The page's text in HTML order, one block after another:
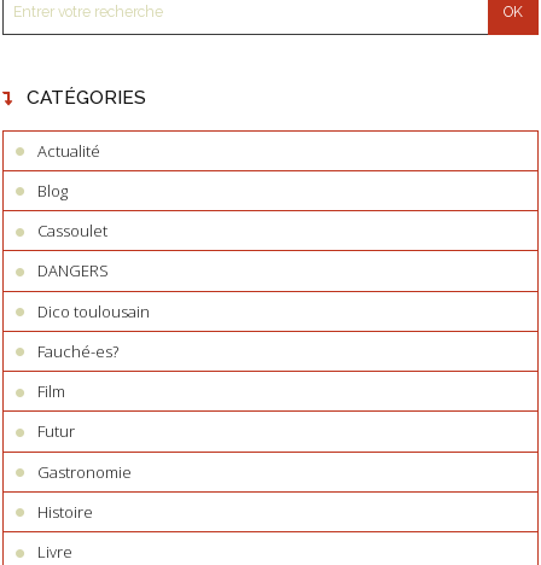
CATÉGORIES
Actualité
Blog
Cassoulet
DANGERS
Dico toulousain
Fauché-es?
Film
Futur
Gastronomie
Histoire
Livre